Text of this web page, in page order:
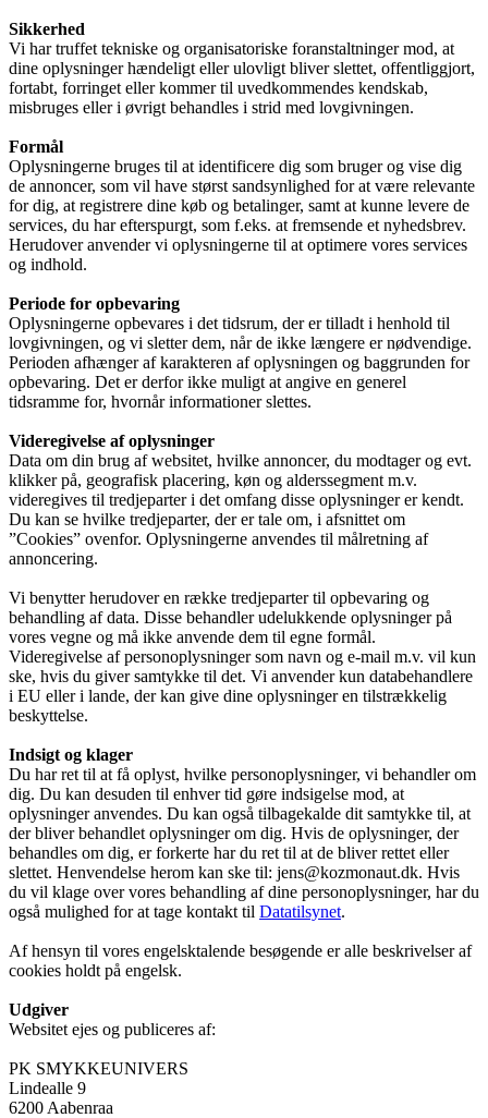
Sikkerhed
Vi har truffet tekniske og organisatoriske foranstaltninger mod, at
dine oplysninger hændeligt eller ulovligt bliver slettet, offentliggjort,
fortabt, forringet eller kommer til uvedkommendes kendskab,
misbruges eller i øvrigt behandles i strid med lovgivningen.
Formål
Oplysningerne bruges til at identificere dig som bruger og vise dig
de annoncer, som vil have størst sandsynlighed for at være relevante
for dig, at registrere dine køb og betalinger, samt at kunne levere de
services, du har efterspurgt, som f.eks. at fremsende et nyhedsbrev.
Herudover anvender vi oplysningerne til at optimere vores services
og indhold.
Periode for opbevaring
Oplysningerne opbevares i det tidsrum, der er tilladt i henhold til
lovgivningen, og vi sletter dem, når de ikke længere er nødvendige.
Perioden afhænger af karakteren af oplysningen og baggrunden for
opbevaring. Det er derfor ikke muligt at angive en generel
tidsramme for, hvornår informationer slettes.
Videregivelse af oplysninger
Data om din brug af websitet, hvilke annoncer, du modtager og evt.
klikker på, geografisk placering, køn og alderssegment m.v.
videregives til tredjeparter i det omfang disse oplysninger er kendt.
Du kan se hvilke tredjeparter, der er tale om, i afsnittet om
”Cookies” ovenfor. Oplysningerne anvendes til målretning af
annoncering.
Vi benytter herudover en række tredjeparter til opbevaring og
behandling af data. Disse behandler udelukkende oplysninger på
vores vegne og må ikke anvende dem til egne formål.
Videregivelse af personoplysninger som navn og e-mail m.v. vil kun
ske, hvis du giver samtykke til det. Vi anvender kun databehandlere
i EU eller i lande, der kan give dine oplysninger en tilstrækkelig
beskyttelse.
Indsigt og klager
Du har ret til at få oplyst, hvilke personoplysninger, vi behandler om
dig. Du kan desuden til enhver tid gøre indsigelse mod, at
oplysninger anvendes. Du kan også tilbagekalde dit samtykke til, at
der bliver behandlet oplysninger om dig. Hvis de oplysninger, der
behandles om dig, er forkerte har du ret til at de bliver rettet eller
slettet. Henvendelse herom kan ske til: jens@kozmonaut.dk. Hvis
du vil klage over vores behandling af dine personoplysninger, har du
også mulighed for at tage kontakt til Datatilsynet.
Af hensyn til vores engelsktalende besøgende er alle beskrivelser af
cookies holdt på engelsk.
Udgiver
Websitet ejes og publiceres af:
PK SMYKKEUNIVERS
Lindealle 9
6200 Aabenraa